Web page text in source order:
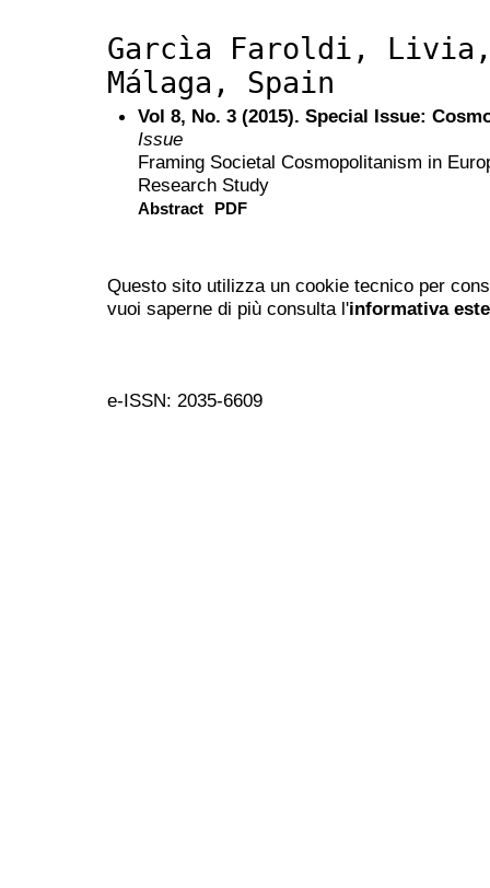
Garcìa Faroldi,
Málaga, Spain
Vol 8, No. 3 (2015). Special Issue:
Issue
Framing Societal Cosmopolitanism in
Research Study
Abstract PDF
Questo sito utilizza un cookie tecnico per
vuoi saperne di più consulta l'informativa
e-ISSN: 2035-6609